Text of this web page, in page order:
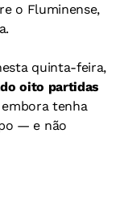
o Fluminense,
quinta-feira,
oito partidas
tenha
— e não